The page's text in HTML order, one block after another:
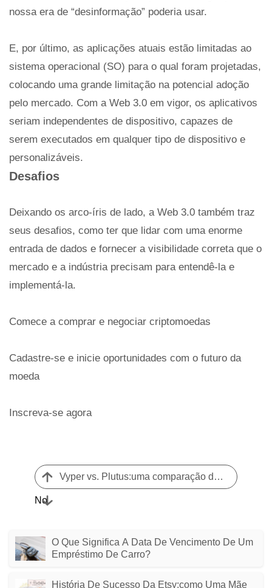
nossa era de “desinformação” poderia usar.
E, por último, as aplicações atuais estão limitadas ao
sistema operacional (SO) para o qual foram projetadas,
colocando uma grande limitação na potencial adoção
pelo mercado. Com a Web 3.0 em vigor, os aplicativos
seriam independentes de dispositivo, capazes de
serem executados em qualquer tipo de dispositivo e
personalizáveis.
Desafios
Deixando os arco-íris de lado, a Web 3.0 também traz
seus desafios, como ter que lidar com uma enorme
entrada de dados e fornecer a visibilidade correta que o
mercado e a indústria precisam para entendê-la e
implementá-la.
Comece a comprar e negociar criptomoedas
Cadastre-se e inicie oportunidades com o futuro da
moeda
Inscreva-se agora
Vyper vs. Plutus:uma comparação de linguagens de contratos inteligentes
No
O Que Significa A Data De Vencimento De Um
Empréstimo De Carro?
História De Sucesso Da Etsy:como Uma Mãe